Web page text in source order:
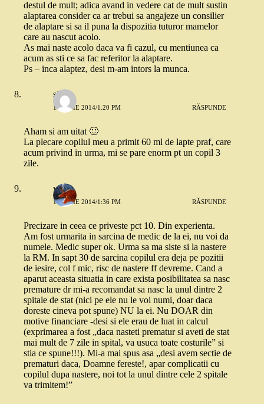
destul de mult; adica avand in vedere cat de mult sustin
alaptarea consider ca ar trebui sa angajeze un consilier
de alaptare si sa il puna la dispozitia tuturor mamelor
care au nascut acolo.
As mai naste acolo daca va fi cazul, cu mentiunea ca
acum as sti ce sa fac referitor la alaptare.
Ps – inca alaptez, desi m-am intors la munca.
silvia
15 IULIE 2014/1:20 PM RĂSPUNDE
Aham si am uitat 🙂
La plecare copilul meu a primit 60 ml de lapte praf, care
acum privind in urma, mi se pare enorm pt un copil 3
zile.
vio
15 IULIE 2014/1:36 PM RĂSPUNDE
Precizare in ceea ce priveste pct 10. Din experienta.
Am fost urmarita in sarcina de medic de la ei, nu voi da
numele. Medic super ok. Urma sa ma siste si la nastere
la RM. In sapt 30 de sarcina copilul era deja pe pozitii
de iesire, col f mic, risc de nastere ff devreme. Cand a
aparut aceasta situatia in care exista posibilitatea sa nasc
premature dr mi-a recomandat sa nasc la unul dintre 2
spitale de stat (nici pe ele nu le voi numi, doar daca
doreste cineva pot spune) NU la ei. Nu DOAR din
motive financiare -desi si ele erau de luat in calcul
(exprimarea a fost „daca nasteti prematur si aveti de stat
mai mult de 7 zile in spital, va usuca toate costurile” si
stia ce spune!!!). Mi-a mai spus asa „desi avem sectie de
prematuri daca, Doamne fereste!, apar complicatii cu
copilul dupa nastere, noi tot la unul dintre cele 2 spitale
va trimitem!”